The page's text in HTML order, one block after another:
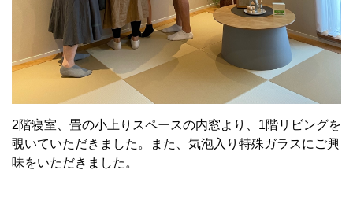
2階寝室、畳の小上りスペースの内窓より、1階リビングを
覗いていただきました。また、気泡入り特殊ガラスにご興
味をいただきました。